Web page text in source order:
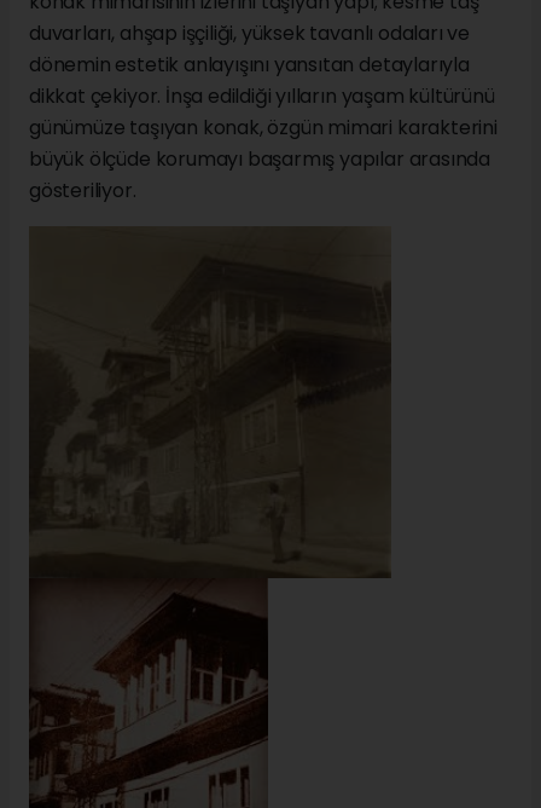
duvarları, ahşap işçiliği, yüksek tavanlı odaları ve
dönemin estetik anlayışını yansıtan detaylarıyla
dikkat çekiyor. İnşa edildiği yılların yaşam kültürünü
günümüze taşıyan konak, özgün mimari karakterini
büyük ölçüde korumayı başarmış yapılar arasında
gösteriliyor.